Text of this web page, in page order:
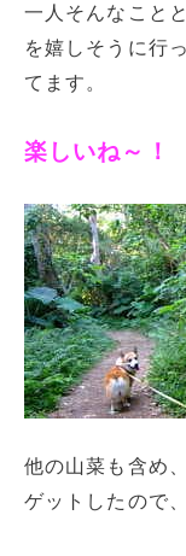
一人そんなこと
を嬉しそうに行
てます。
楽しいね～！
他の山菜も含め
ゲットしたので